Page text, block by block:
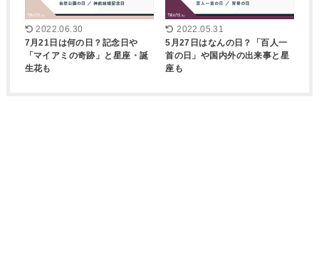
2022.06.30
7月21日は何の日？記念日や
「マイアミの奇跡」と星座・誕
生花も
2022.05.31
5月27日はなんの日？「百人一
首の日」や国内外の出来事と星
座も